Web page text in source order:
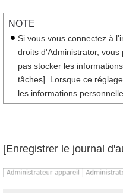
NOTE
Si vous vous connectez à
droits d'Administrator,
pas stocker les
tâches]. Lorsque ce
les informations
[Enregistrer le journal